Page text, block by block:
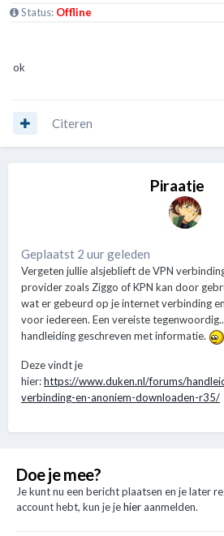
Status: Offline
ok
Citeren
Piraatje
Geplaatst 2 uur geleden
Vergeten jullie alsjeblieft de VPN
provider zoals Ziggo of KPN kan door
wat er gebeurd op je internet verbinding
voor iedereen. Een vereiste
handleiding geschreven met informatie.
Deze vindt je
hier:https://www.duken.nl/forums/
verbinding-en-anoniem-downloaden-r35/
Doe je mee?
Je kunt nu een bericht plaatsen en je later
account hebt, kun je jehieraanmelden.